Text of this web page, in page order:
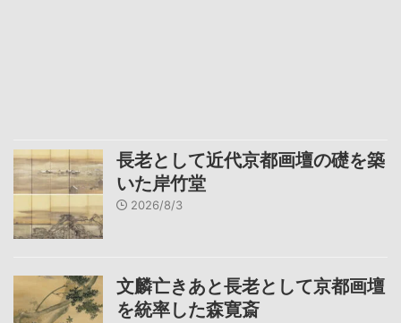
長老として近代京都画壇の礎を築
いた岸竹堂
2026/8/3
文麟亡きあと長老として京都画壇
を統率した森寛斎